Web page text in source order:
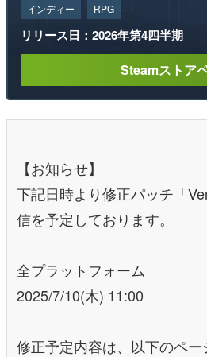
インディー RPG
リリース日：2026年第4四半期
Steamストア
【お知らせ】
下記日時より修正パッチ「
信を予定しております。
全プラットフォーム
2025/7/10(木) 11:00
修正予定内容は、以下のペ